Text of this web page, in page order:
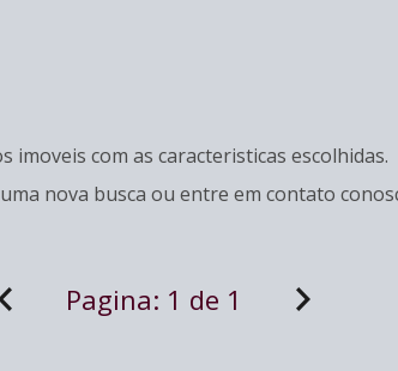
imoveis com as caracteristicas escolhidas.
nova busca ou entre em contato
Pagina: 1 de 1